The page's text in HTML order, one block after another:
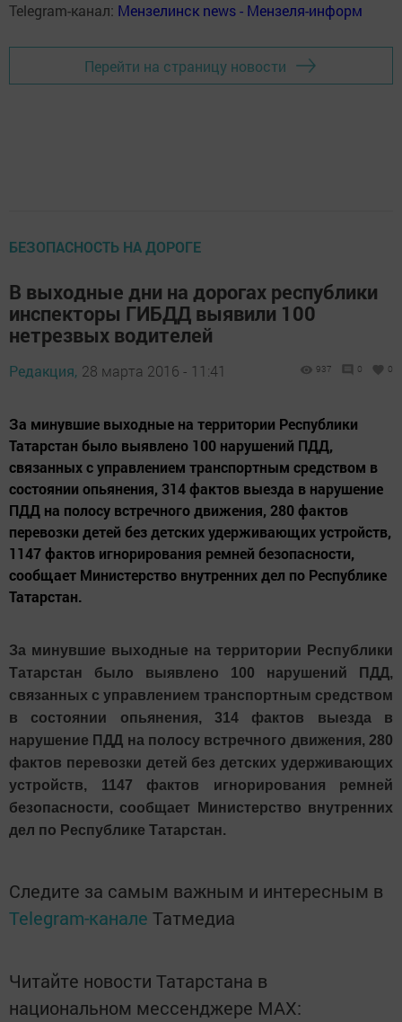
Telegram-канал: Мензелинск news - Мензеля-информ
Перейти на страницу новости
БЕЗОПАСНОСТЬ НА ДОРОГЕ
В выходные дни на дорогах республики
инспекторы ГИБДД выявили 100
нетрезвых водителей
Редакция, 28 марта 2016 - 11:41 937 0 0
За минувшие выходные на территории Республики
Татарстан было выявлено 100 нарушений ПДД,
связанных с управлением транспортным средством в
состоянии опьянения, 314 фактов выезда в нарушение
ПДД на полосу встречного движения, 280 фактов
перевозки детей без детских удерживающих устройств,
1147 фактов игнорирования ремней безопасности,
сообщает Министерство внутренних дел по Республике
Татарстан.
За минувшие выходные на территории Республики
Татарстан было выявлено 100 нарушений ПДД,
связанных с управлением транспортным средством
в состоянии опьянения, 314 фактов выезда в
нарушение ПДД на полосу встречного движения, 280
фактов перевозки детей без детских удерживающих
устройств, 1147 фактов игнорирования ремней
безопасности, сообщает Министерство внутренних
дел по Республике Татарстан.
Следите за самым важным и интересным в
Telegram-канале Татмедиа
Читайте новости Татарстана в
национальном мессенджере MАХ: